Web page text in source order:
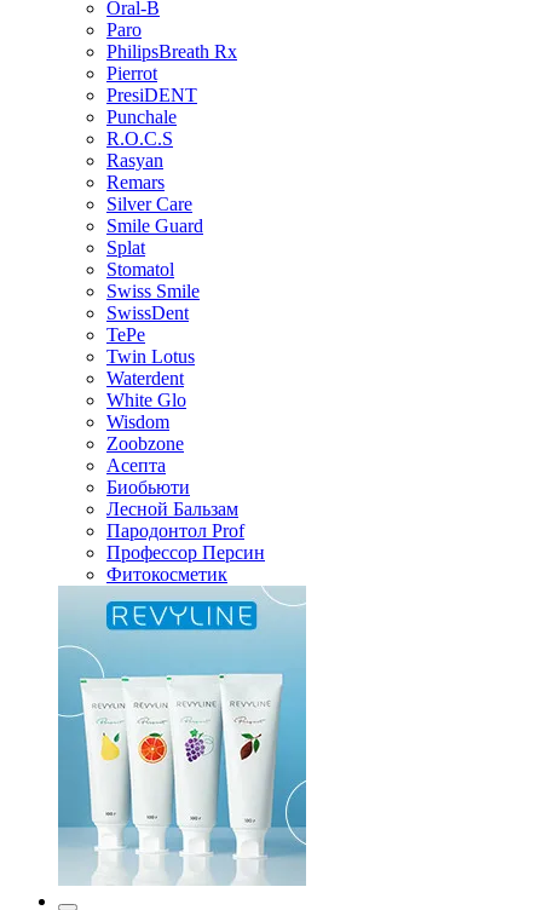
Oral-B
Paro
PhilipsBreath Rx
Pierrot
PresiDENT
Punchale
R.O.C.S
Rasyan
Remars
Silver Care
Smile Guard
Splat
Stomatol
Swiss Smile
SwissDent
TePe
Twin Lotus
Waterdent
White Glo
Wisdom
Zoobzone
Асепта
Биобьюти
Лесной Бальзам
Пародонтол Prof
Профессор Персин
Фитокосметик